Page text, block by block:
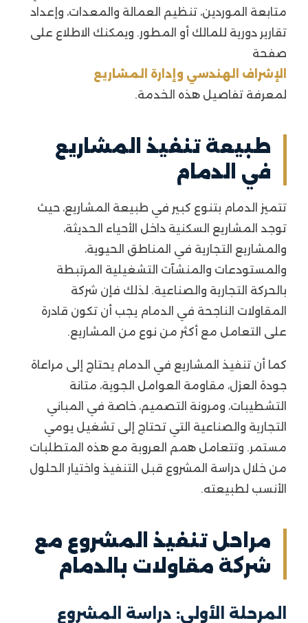
متابعة الموردين، تنظيم العمالة والمعدات، وإعداد
تقارير دورية للمالك أو المطور. ويمكنك الاطلاع على
صفحة
الإشراف الهندسي وإدارة المشاريع
لمعرفة تفاصيل هذه الخدمة.
طبيعة تنفيذ المشاريع
في الدمام
تتميز الدمام بتنوع كبير في طبيعة المشاريع، حيث
توجد المشاريع السكنية داخل الأحياء الحديثة،
والمشاريع التجارية في المناطق الحيوية،
والمستودعات والمنشآت التشغيلية المرتبطة
بالحركة التجارية والصناعية. لذلك فإن شركة
المقاولات الناجحة في الدمام يجب أن تكون قادرة
على التعامل مع أكثر من نوع من المشاريع.
كما أن تنفيذ المشاريع في الدمام يحتاج إلى مراعاة
جودة العزل، مقاومة العوامل الجوية، متانة
التشطيبات، ومرونة التصميم، خاصة في المباني
التجارية والصناعية التي تحتاج إلى تشغيل يومي
مستمر. وتتعامل همم العروبة مع هذه المتطلبات
من خلال دراسة المشروع قبل التنفيذ واختيار الحلول
الأنسب لطبيعته.
مراحل تنفيذ المشروع مع
شركة مقاولات بالدمام
المرحلة الأولى: دراسة المشروع